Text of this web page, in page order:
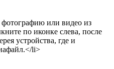
фотографию или видео из
по иконке слева, после
устройства, где и
li>